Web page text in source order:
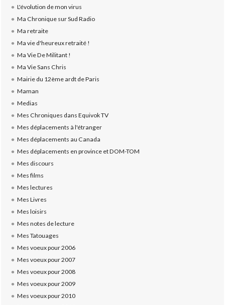
L'évolution de mon virus
Ma Chronique sur Sud Radio
Ma retraite
Ma vie d'heureux retraité !
Ma Vie De Militant !
Ma Vie Sans Chris
Mairie du 12ème ardt de Paris
Maman
Medias
Mes Chroniques dans Equivok TV
Mes déplacements à l'étranger
Mes déplacements au Canada
Mes déplacements en province et DOM-TOM
Mes discours
Mes films
Mes lectures
Mes Livres
Mes loisirs
Mes notes de lecture
Mes Tatouages
Mes voeux pour 2006
Mes voeux pour 2007
Mes voeux pour 2008
Mes voeux pour 2009
Mes voeux pour 2010